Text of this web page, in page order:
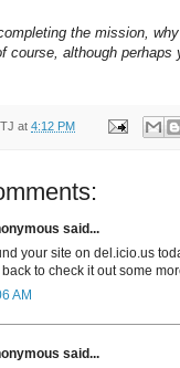
the mission,
course, although
TJ at 4:12 PM
said...
your site on del.icio.us
back to check it out some
AM
said...